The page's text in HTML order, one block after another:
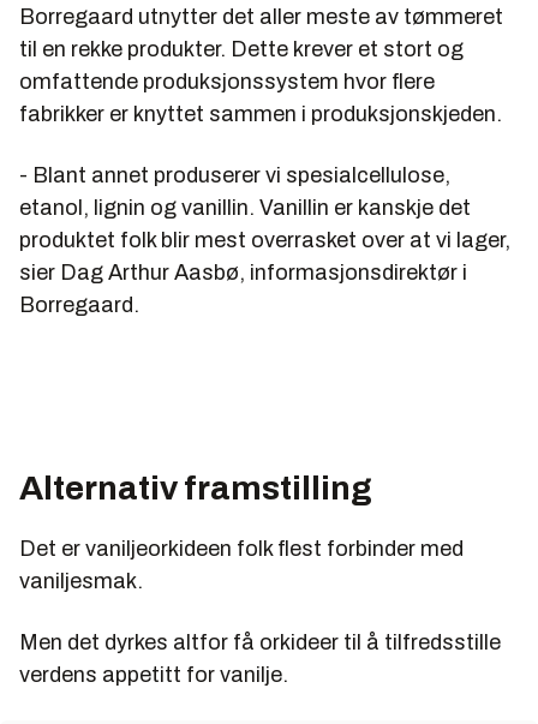
BORREGAARD FABRIKKER
Forventet omsetning 2006: 4,5 milliarder kroner
Aktuell med: Nytt forretningsområde
Borregaard utnytter det aller meste av tømmeret
til en rekke produkter. Dette krever et stort og
omfattende produksjonssystem hvor flere
fabrikker er knyttet sammen i produksjonskjeden.
- Blant annet produserer vi spesialcellulose,
etanol, lignin og vanillin. Vanillin er kanskje det
produktet folk blir mest overrasket over at vi lager,
sier Dag Arthur Aasbø, informasjonsdirektør i
Borregaard.
Alternativ framstilling
Det er vaniljeorkideen folk flest forbinder med
vaniljesmak.
Men det dyrkes altfor få orkideer til å tilfredsstille
verdens appetitt for vanilje.